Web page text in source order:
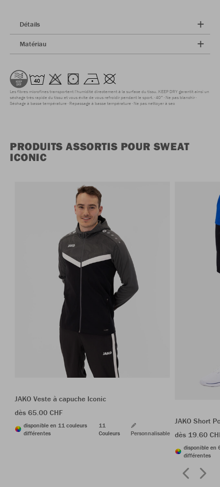
Détails
Matériau
Les fibres microfines transportent l'humidité directement à la surface du tissu. KEEP DRY garantit ainsi un
séchage très rapide du tissu et vous évite de vous refroidir pendant le sport. 40° Ne pas blanchir
Séchage à basse température Repassage à basse température Ne pas nettoyer à sec
PRODUITS ASSORTIS POUR SWEAT
ICONIC
JAKO Veste à capuche Iconic
dès 65.00 CHF
disponible en 11 couleurs
différentes
11
Couleurs
Personnalisable
JAKO Short
dès 19.60
disponible en
différentes